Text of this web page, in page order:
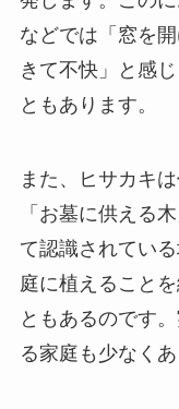
などでは「窓を
きて不快」と感
ともあります。
また、ヒサカキ
「お墓に供える
て認識されてい
庭に植えること
ともあるのです
る家庭も少なくあ